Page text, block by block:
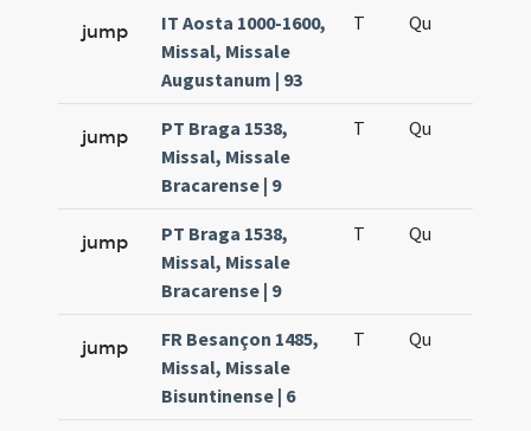
jump
IT Aosta 1000-1600,
Missal, Missale
Augustanum | 93
T Qu
jump
PT Braga 1538,
Missal, Missale
Bracarense | 9
T Qu
jump
PT Braga 1538,
Missal, Missale
Bracarense | 9
T Qu
jump
FR Besançon 1485,
Missal, Missale
Bisuntinense | 6
T Qu